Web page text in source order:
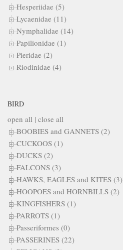
Hesperiidae (5)
Lycaenidae (11)
Nymphalidae (14)
Papilionidae (1)
Pieridae (2)
Riodinidae (4)
BIRD
open all | close all
BOOBIES and GANNETS (2)
CUCKOOS (1)
DUCKS (2)
FALCONS (3)
HAWKS, EAGLES and KITES (3)
HOOPOES and HORNBILLS (2)
KINGFISHERS (1)
PARROTS (1)
Passeriformes (0)
PASSERINES (22)